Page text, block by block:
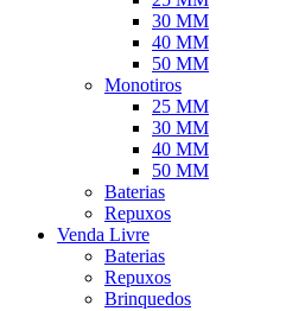
30 MM
40 MM
50 MM
Monotiros
25 MM
30 MM
40 MM
50 MM
Baterias
Repuxos
Venda Livre
Baterias
Repuxos
Brinquedos